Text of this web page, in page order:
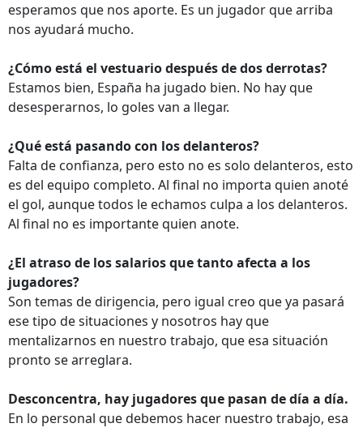
esperamos que nos aporte. Es un jugador que arriba
nos ayudará mucho.
¿Cómo está el vestuario después de dos derrotas?
Estamos bien, España ha jugado bien. No hay que
desesperarnos, lo goles van a llegar.
¿Qué está pasando con los delanteros?
Falta de confianza, pero esto no es solo delanteros, esto
es del equipo completo. Al final no importa quien anoté
el gol, aunque todos le echamos culpa a los delanteros.
Al final no es importante quien anote.
¿El atraso de los salarios que tanto afecta a los
jugadores?
Son temas de dirigencia, pero igual creo que ya pasará
ese tipo de situaciones y nosotros hay que
mentalizarnos en nuestro trabajo, que esa situación
pronto se arreglara.
Desconcentra, hay jugadores que pasan de día a día.
En lo personal que debemos hacer nuestro trabajo, esa